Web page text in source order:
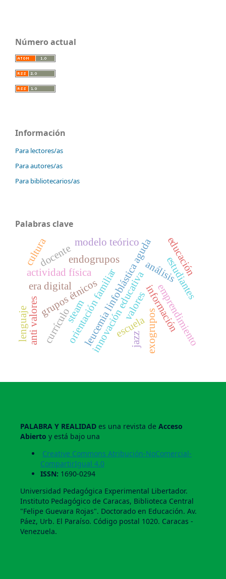
Número actual
Información
Para lectores/as
Para autores/as
Para bibliotecarios/as
Palabras clave
innovación educativa
grupos étnicos
orientación familiar
leucemia linfoblástica agudaexogrupos
endogrupos
información
análisis
actividad física
emprendimiento
modelo teórico
estudiantes
steam
era digital
escuela
currículo
educación
docente
valores
anti valores
cultura
lenguaje jazz
PALABRA Y REALIDAD es una revista de Acceso
Abierto y está bajo una
Creative Commons Atribución-NoComercial-
CompartirIgual 4.0
ISSN: 1690-0294
Universidad Pedagógica Experimental Libertador.
Instituto Pedagógico de Caracas, Biblioteca Central
"Felipe Guevara Rojas". Doctorado en Educación. Av.
Páez, Urb. El Paraí­so. Código postal 1020. Caracas -
Venezuela.